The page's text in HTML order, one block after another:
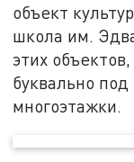
объект
школа им.
этих
буквально
многоэтажки.